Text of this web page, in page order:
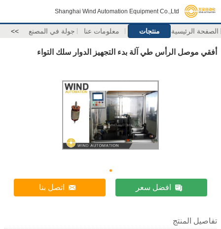
Shanghai Wind Automation Equipment Co.,Ltd
الصفحة الرئيسية منتجات معلومات عنا جولة في المصنع >>
أفقي موصل الرأس طي آلة بدء التجهيز الدوار سلك التواء
افضل سعر اتصل بنا
تفاصيل المنتج